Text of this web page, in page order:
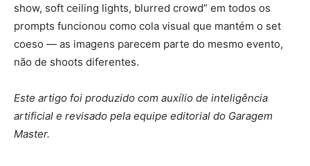
show, soft ceiling lights, blurred crowd” em todos os
prompts funcionou como cola visual que mantém o set
coeso — as imagens parecem parte do mesmo evento,
não de shoots diferentes.
Este artigo foi produzido com auxílio de inteligência
artificial e revisado pela equipe editorial do Garagem
Master.